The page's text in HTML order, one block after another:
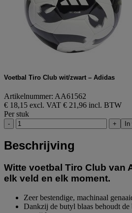
Voetbal Tiro Club wit/zwart – Adidas
Artikelnummer: AA61562
€ 18,15 excl. VAT € 21,96 incl. BTW
Per stuk
- +
Beschrijving
Witte voetbal Tiro Club van
elk veld en elk moment.
Zeer bestendige, machinaal
Dankzij de butyl blaas behoudt